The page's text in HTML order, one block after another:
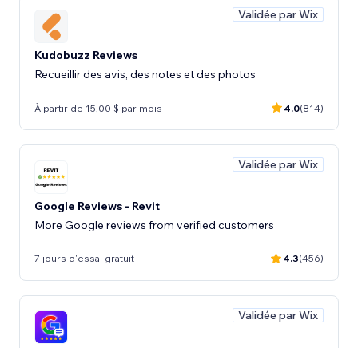
Validée par Wix
Kudobuzz Reviews
Recueillir des avis, des notes et des photos
À partir de 15,00 $ par mois 4.0(814)
Validée par Wix
Google Reviews - Revit
More Google reviews from verified customers
7 jours d'essai gratuit 4.3(456)
Validée par Wix